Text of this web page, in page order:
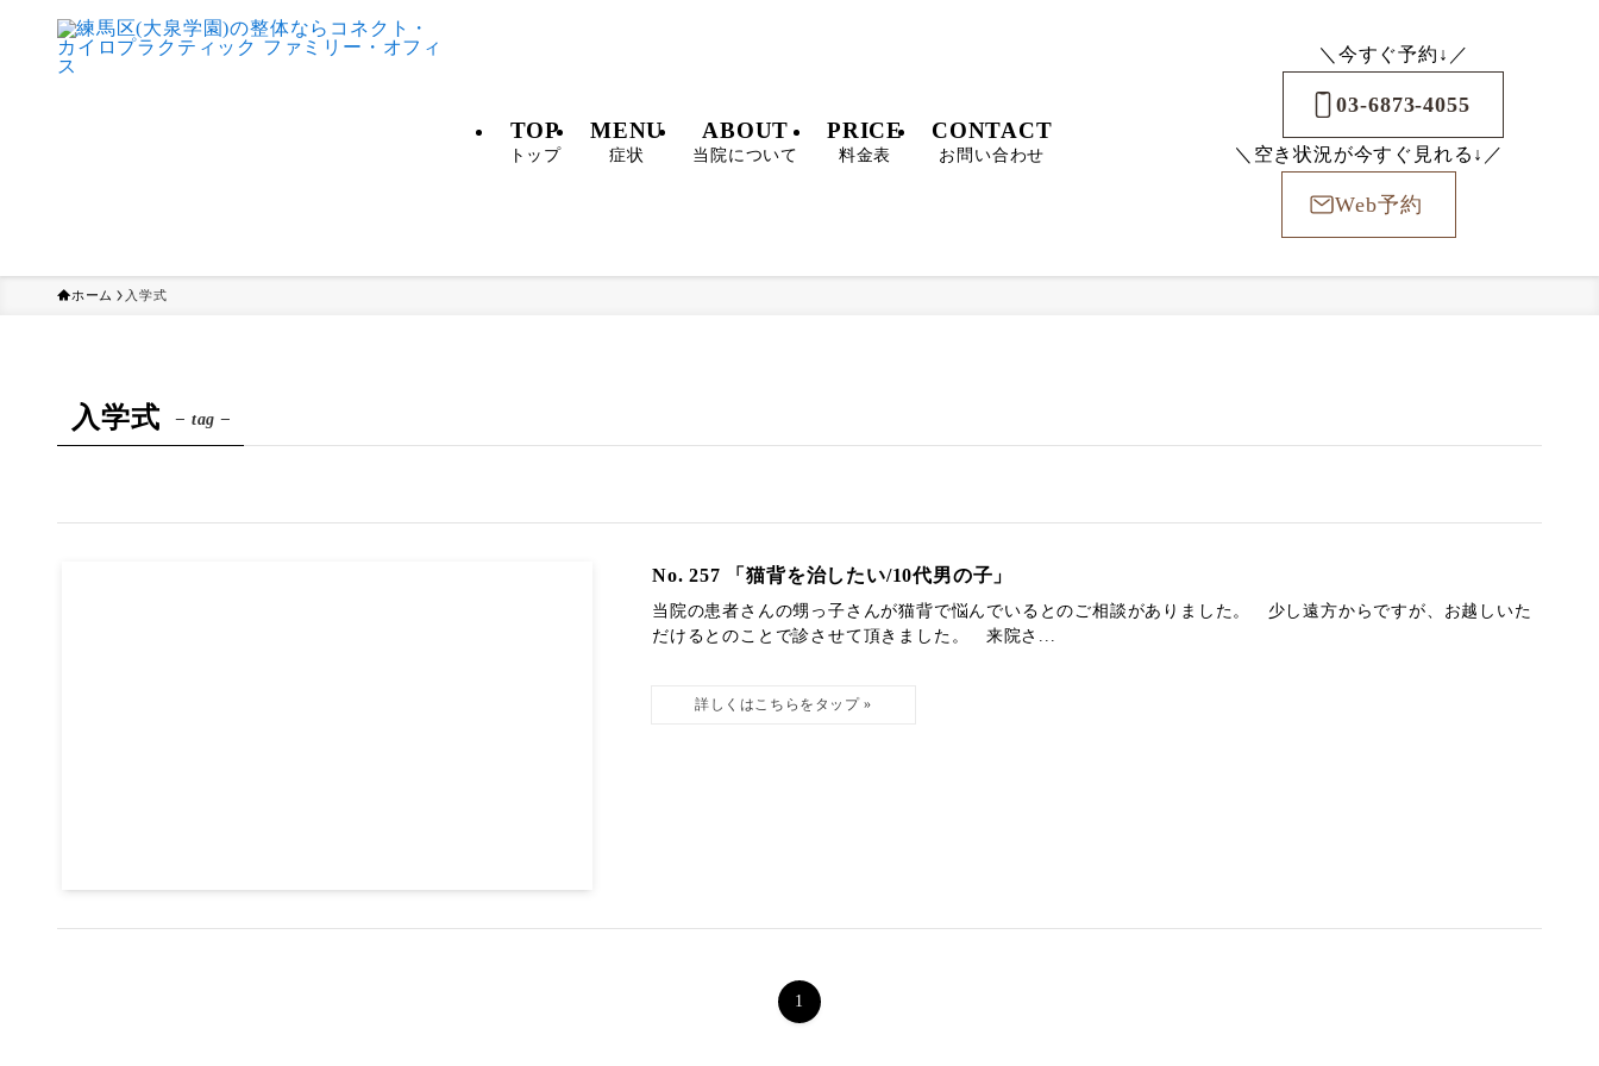
TOP
トップ
MENU
症状
ABOUT
当院について
PRICE
料金表
CONTACT
お問い合わせ
＼今すぐ予約↓／
03-6873-4055
＼空き状況が今すぐ見れる↓／
Web予約
ホーム 入学式
入学式 – tag –
No. 257 「猫背を治したい/10代男の子」
当院の患者さんの甥っ子さんが猫背で悩んでいるとのご相談がありました。 少し遠方からですが、お越しいた
だけるとのことで診させて頂きました。 来院さ...
1